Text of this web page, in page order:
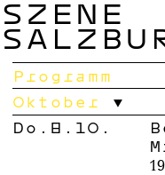
SZENE
Programm
Oktober
Do.8.10.